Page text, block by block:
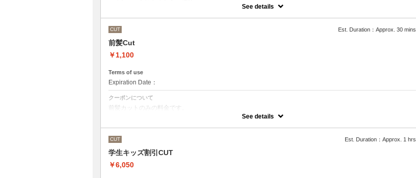
Aujuaシステムトリートメントを使った４ステップトリートメント
●髪の長さにより別途ロング料金を頂戴いたします。
See details
CUT Est. Duration：Approx. 30 mins
前髪Cut
￥1,100
Terms of use
Expiration Date：
クーポンについて
前髪カットのみの料金です。
See details
CUT Est. Duration：Approx. 1 hrs
学生キッズ割引CUT
￥6,050